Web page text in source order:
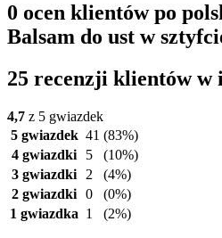
0 ocen klientów po
Balsam do ust w
25 recenzji klientów w
4,7 z 5 gwiazdek
5 gwiazdek 41 (83%)
4 gwiazdki
5
(10%)
3 gwiazdki
2
(4%)
2 gwiazdki 0
(0%)
1 gwiazdka 1 (2%)